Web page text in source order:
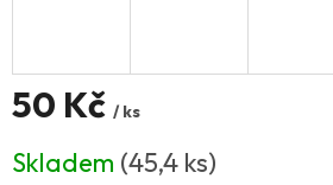
50 Kč / ks
cena:
Skladem (45,4 ks)